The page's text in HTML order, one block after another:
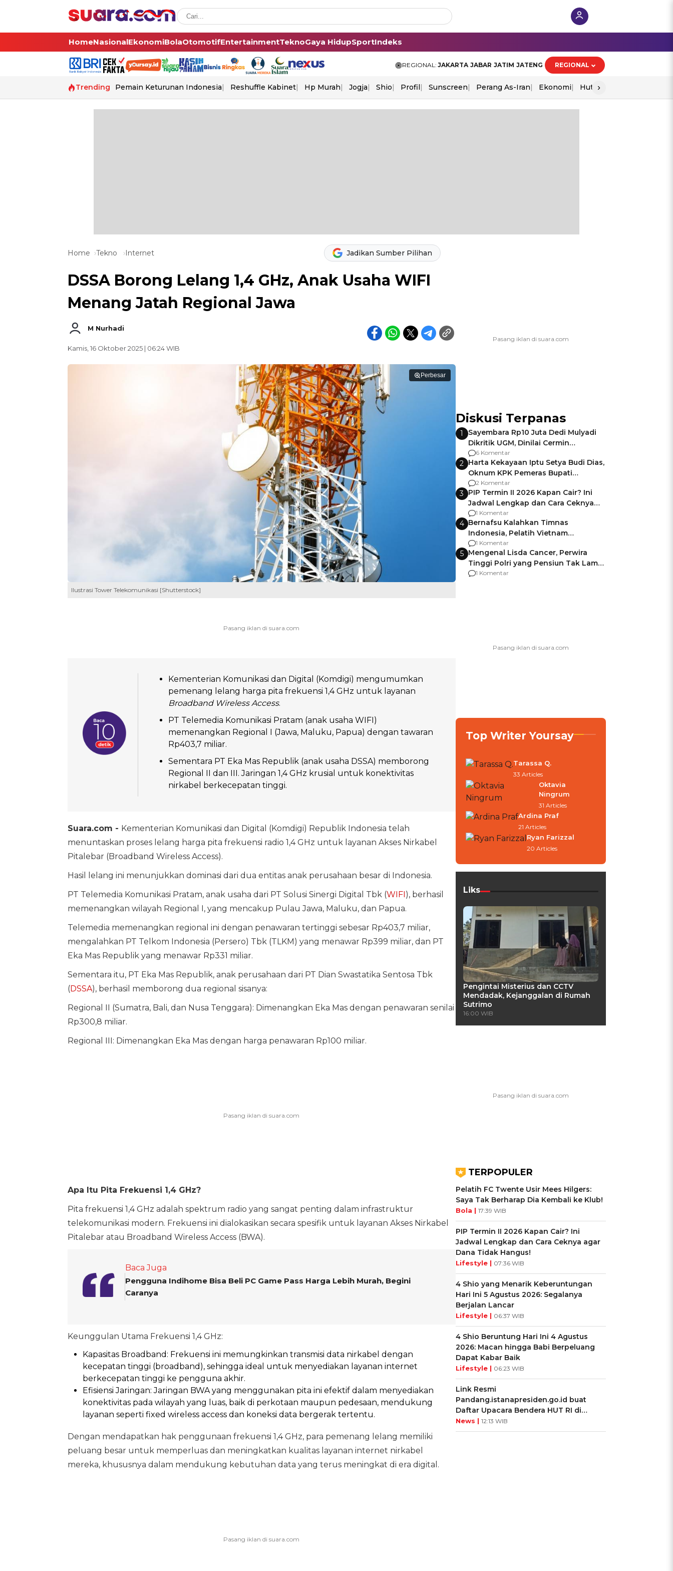
HomeNasionalEkonomiBolaOtomotifEntertainmentTeknoGaya HidupSportIndeks
REGIONAL: JAKARTA JABAR JATIM JATENG REGIONAL
Trending Pemain Keturunan Indonesia Reshuffle Kabinet Hp Murah Jogja Shio Profil Sunscreen Perang As-Iran Ekonomi Hut Ri
›
Home Tekno Internet Jadikan Sumber Pilihan
DSSA Borong Lelang 1,4 GHz, Anak Usaha WIFI
Menang Jatah Regional Jawa
M Nurhadi
Kamis, 16 Oktober 2025 | 06:24 WIB
Perbesar
Ilustrasi Tower Telekomunikasi [Shutterstock]
Kementerian Komunikasi dan Digital (Komdigi) mengumumkan
pemenang lelang harga pita frekuensi 1,4 GHz untuk layanan
Broadband Wireless Access.
PT Telemedia Komunikasi Pratam (anak usaha WIFI)
memenangkan Regional I (Jawa, Maluku, Papua) dengan tawaran
Rp403,7 miliar.
Sementara PT Eka Mas Republik (anak usaha DSSA) memborong
Regional II dan III. Jaringan 1,4 GHz krusial untuk konektivitas
nirkabel berkecepatan tinggi.
Suara.com - Kementerian Komunikasi dan Digital (Komdigi) Republik Indonesia telah
menuntaskan proses lelang harga pita frekuensi radio 1,4 GHz untuk layanan Akses Nirkabel
Pitalebar (Broadband Wireless Access).
Hasil lelang ini menunjukkan dominasi dari dua entitas anak perusahaan besar di Indonesia.
PT Telemedia Komunikasi Pratam, anak usaha dari PT Solusi Sinergi Digital Tbk (WIFI), berhasil
memenangkan wilayah Regional I, yang mencakup Pulau Jawa, Maluku, dan Papua.
Telemedia memenangkan regional ini dengan penawaran tertinggi sebesar Rp403,7 miliar,
mengalahkan PT Telkom Indonesia (Persero) Tbk (TLKM) yang menawar Rp399 miliar, dan PT
Eka Mas Republik yang menawar Rp331 miliar.
Sementara itu, PT Eka Mas Republik, anak perusahaan dari PT Dian Swastatika Sentosa Tbk
(DSSA), berhasil memborong dua regional sisanya:
Regional II (Sumatra, Bali, dan Nusa Tenggara): Dimenangkan Eka Mas dengan penawaran senilai
Rp300,8 miliar.
Regional III: Dimenangkan Eka Mas dengan harga penawaran Rp100 miliar.
Apa Itu Pita Frekuensi 1,4 GHz?
Pita frekuensi 1,4 GHz adalah spektrum radio yang sangat penting dalam infrastruktur
telekomunikasi modern. Frekuensi ini dialokasikan secara spesifik untuk layanan Akses Nirkabel
Pitalebar atau Broadband Wireless Access (BWA).
Baca Juga
Pengguna Indihome Bisa Beli PC Game Pass Harga Lebih Murah, Begini
Caranya
Keunggulan Utama Frekuensi 1,4 GHz:
Kapasitas Broadband: Frekuensi ini memungkinkan transmisi data nirkabel dengan
kecepatan tinggi (broadband), sehingga ideal untuk menyediakan layanan internet
berkecepatan tinggi ke pengguna akhir.
Efisiensi Jaringan: Jaringan BWA yang menggunakan pita ini efektif dalam menyediakan
konektivitas pada wilayah yang luas, baik di perkotaan maupun pedesaan, mendukung
layanan seperti fixed wireless access dan koneksi data bergerak tertentu.
Dengan mendapatkan hak penggunaan frekuensi 1,4 GHz, para pemenang lelang memiliki
peluang besar untuk memperluas dan meningkatkan kualitas layanan internet nirkabel
mereka, khususnya dalam mendukung kebutuhan data yang terus meningkat di era digital.
Diskusi Terpanas
1
Sayembara Rp10 Juta Dedi Mulyadi
Dikritik UGM, Dinilai Cermin
Gagalnya Negara Jamin Keamanan
6 Komentar
2 Harta Kekayaan Iptu Setya Budi Dias,
Oknum KPK Pemeras Bupati
Pemalang
2 Komentar
3 PIP Termin II 2026 Kapan Cair? Ini
Jadwal Lengkap dan Cara Ceknya
agar Dana Tidak Hangus!
1 Komentar
4 Bernafsu Kalahkan Timnas
Indonesia, Pelatih Vietnam
Berencana Pakai Jimat di Pakansari
1 Komentar
5 Mengenal Lisda Cancer, Perwira
Tinggi Polri yang Pensiun Tak Lama
Usai Jadi Brigjen
1 Komentar
Top Writer Yoursay
Tarassa Q.
33 Articles
Oktavia
Ningrum
31 Articles
Ardina Praf
21 Articles
Ryan Farizzal
20 Articles
Liks
Pengintai Misterius dan CCTV
Mendadak, Kejanggalan di Rumah
Sutrimo
16:00 WIB
TERPOPULER
Pelatih FC Twente Usir Mees Hilgers:
Saya Tak Berharap Dia Kembali ke Klub!
Bola | 17:39 WIB
PIP Termin II 2026 Kapan Cair? Ini
Jadwal Lengkap dan Cara Ceknya agar
Dana Tidak Hangus!
Lifestyle | 07:36 WIB
4 Shio yang Menarik Keberuntungan
Hari Ini 5 Agustus 2026: Segalanya
Berjalan Lancar
Lifestyle | 06:37 WIB
4 Shio Beruntung Hari Ini 4 Agustus
2026: Macan hingga Babi Berpeluang
Dapat Kabar Baik
Lifestyle | 06:23 WIB
Link Resmi
Pandang.istanapresiden.go.id buat
Daftar Upacara Bendera HUT RI di
Istana Negara
News | 12:13 WIB